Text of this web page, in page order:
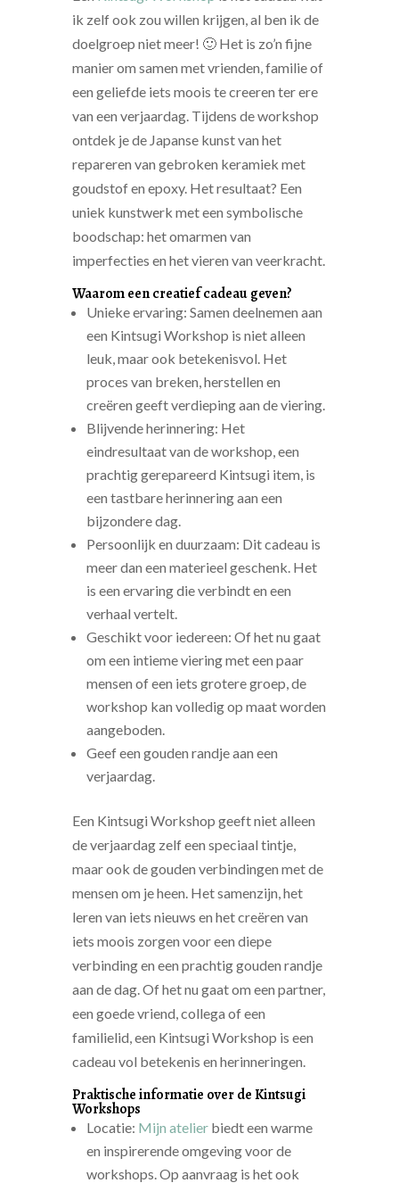
ik zelf ook zou willen krijgen, al ben ik de
doelgroep niet meer! 🙂 Het is zo’n fijne
manier om samen met vrienden, familie of
een geliefde iets moois te creeren ter ere
van een verjaardag. Tijdens de workshop
ontdek je de Japanse kunst van het
repareren van gebroken keramiek met
goudstof en epoxy. Het resultaat? Een
uniek kunstwerk met een symbolische
boodschap: het omarmen van
imperfecties en het vieren van veerkracht.
Waarom een creatief cadeau geven?
Unieke ervaring: Samen deelnemen aan
een Kintsugi Workshop is niet alleen
leuk, maar ook betekenisvol. Het
proces van breken, herstellen en
creëren geeft verdieping aan de viering.
Blijvende herinnering: Het
eindresultaat van de workshop, een
prachtig gerepareerd Kintsugi item, is
een tastbare herinnering aan een
bijzondere dag.
Persoonlijk en duurzaam: Dit cadeau is
meer dan een materieel geschenk. Het
is een ervaring die verbindt en een
verhaal vertelt.
Geschikt voor iedereen: Of het nu gaat
om een intieme viering met een paar
mensen of een iets grotere groep, de
workshop kan volledig op maat worden
aangeboden.
Geef een gouden randje aan een
verjaardag.
Een Kintsugi Workshop geeft niet alleen
de verjaardag zelf een speciaal tintje,
maar ook de gouden verbindingen met de
mensen om je heen. Het samenzijn, het
leren van iets nieuws en het creëren van
iets moois zorgen voor een diepe
verbinding en een prachtig gouden randje
aan de dag. Of het nu gaat om een partner,
een goede vriend, collega of een
familielid, een Kintsugi Workshop is een
cadeau vol betekenis en herinneringen.
Praktische informatie over de Kintsugi
Workshops
Locatie: Mijn atelierbiedt een warme
en inspirerende omgeving voor de
workshops. Op aanvraag is het ook